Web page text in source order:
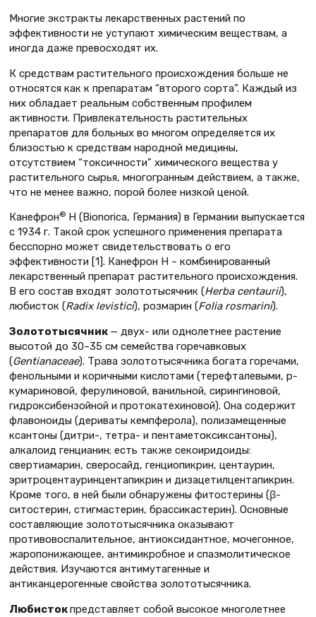
Многие экстракты лекарственных растений по
эффективности не уступают химическим веществам, а
иногда даже превосходят их.
К средствам растительного происхождения больше не
относятся как к препаратам “второго сорта”. Каждый из
них обладает реальным собственным профилем
активности. Привлекательность растительных
препаратов для больных во многом определяется их
близостью к средствам народной медицины,
отсутствием “токсичности” химического вещества у
растительного сырья, многогранным действием, а также,
что не менее важно, порой более низкой ценой.
Канефрон® Н (Bionorica, Германия) в Германии выпускается
с 1934 г. Такой срок успешного применения препарата
бесспорно может свидетельствовать о его
эффективности [1]. Канефрон Н – комбинированный
лекарственный препарат растительного происхождения.
В его состав входят золототысячник (Herba сentaurii),
любисток (Radix levistici), розмарин (Folia rosmarini).
Золототысячник — двух- или однолетнее растение
высотой до 30–35 см семейства горечавковых
(Gentianaceae). Трава золототысячника богата горечами,
фенольными и коричными кислотами (терефталевыми, p-
кумариновой, ферулиновой, ванильной, сирингиновой,
гидроксибензойной и протокатехиновой). Она содержит
флавоноиды (дериваты кемпферола), полизамещенные
ксантоны (дитри-, тетра- и пентаметоксиксантоны),
алкалоид генцианин; есть также секоиридоиды:
свертиамарин, сверосайд, генциопикрин, центаурин,
эритроцентауринцентапикрин и дизацетилцентапикрин.
Кроме того, в ней были обнаружены фитостерины (β-
ситостерин, стигмастерин, брассикастерин). Основные
составляющие золототысячника оказывают
противовоспалительное, антиоксидантное, мочегонное,
жаропонижающее, антимикробное и спазмолитическое
действия. Изучаются антимутагенные и
антиканцерогенные свойства золототысячника.
Любистокпредставляет собой высокое многолетнее